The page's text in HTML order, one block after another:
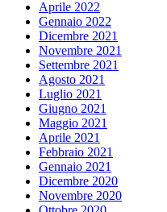
Aprile 2022
Gennaio 2022
Dicembre 2021
Novembre 2021
Settembre 2021
Agosto 2021
Luglio 2021
Giugno 2021
Maggio 2021
Aprile 2021
Febbraio 2021
Gennaio 2021
Dicembre 2020
Novembre 2020